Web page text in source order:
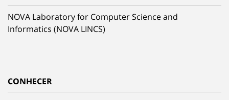
NOVA Laboratory for Computer Science and
Informatics (NOVA LINCS)
CONHECER